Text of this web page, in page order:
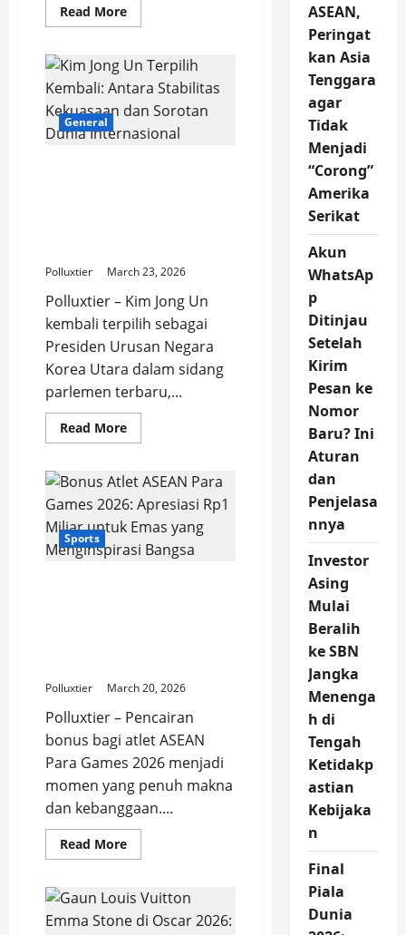
Read MoreRead
more
Emas
Loyo,
Saham
Tambang
Tertekan
Tengah
General
Polluxtier March 23, 2026
Polluxtier – Kim Jong Un
kembali terpilih sebagai
Presiden Urusan Negara
Korea Utara dalam sidang
parlemen terbaru,...
Read MoreRead
more
Jong
Un
Terpilih
Kembali:
Antara
Stabilitas
Kekuasaan
Sports
Polluxtier March 20, 2026
Polluxtier – Pencairan
bonus bagi atlet ASEAN
Para Games 2026 menjadi
momen yang penuh makna
dan kebanggaan....
Read MoreRead
more
Atlet
ASEAN
Para
ASEAN,
Peringat
kan Asia
Tenggara
agar
Tidak
Menjadi
“Corong”
Amerika
Serikat
Akun
WhatsAp
p
Ditinjau
Setelah
Kirim
Pesan ke
Nomor
Baru? Ini
Aturan
dan
Penjelasa
nnya
Investor
Asing
Mulai
Beralih
ke SBN
Jangka
Menenga
h di
Tengah
Ketidakp
astian
Kebijaka
n
Final
Piala
Dunia